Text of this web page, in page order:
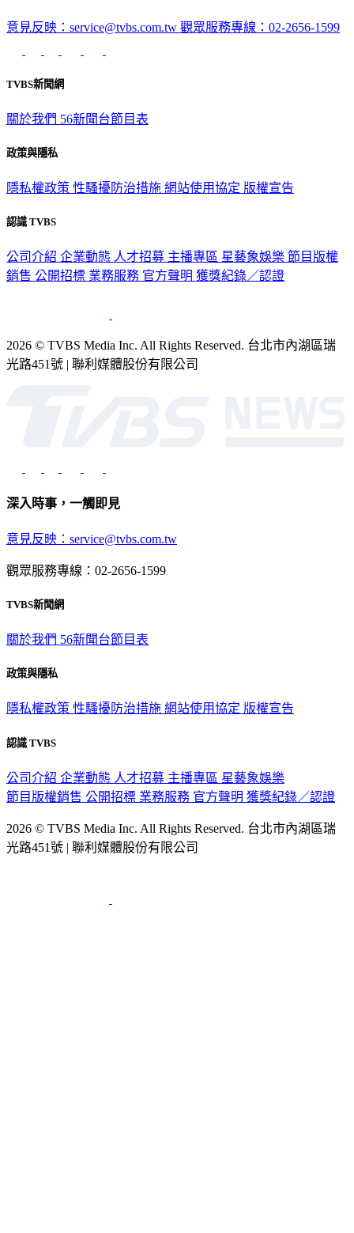
意見反映：service@tvbs.com.tw 觀眾服務專線：02-2656-1599
TVBS新聞網
關於我們 56新聞台節目表
政策與隱私
隱私權政策 性騷擾防治措施 網站使用協定 版權宣告
認識 TVBS
公司介紹 企業動態 人才招募 主播專區 星藝象娛樂 節目版權
銷售 公開招標 業務服務 官方聲明 獲獎紀錄／認證
2026 © TVBS Media Inc. All Rights Reserved. 台北市內湖區瑞
光路451號 | 聯利媒體股份有限公司
深入時事，一觸即見
意見反映：service@tvbs.com.tw
觀眾服務專線：02-2656-1599
TVBS新聞網
關於我們 56新聞台節目表
政策與隱私
隱私權政策 性騷擾防治措施 網站使用協定 版權宣告
認識 TVBS
公司介紹 企業動態 人才招募 主播專區 星藝象娛樂
節目版權銷售 公開招標 業務服務 官方聲明 獲獎紀錄／認證
2026 © TVBS Media Inc. All Rights Reserved. 台北市內湖區瑞
光路451號 | 聯利媒體股份有限公司